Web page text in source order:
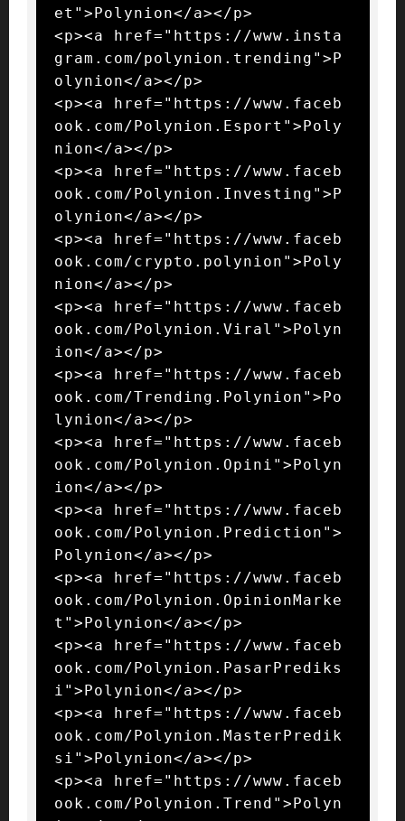
et">Polynion</a></p>
<p><a href="https://www.insta
gram.com/polynion.trending">P
olynion</a></p>
<p><a href="https://www.faceb
ook.com/Polynion.Esport">Poly
nion</a></p>
<p><a href="https://www.faceb
ook.com/Polynion.Investing">P
olynion</a></p>
<p><a href="https://www.faceb
ook.com/crypto.polynion">Poly
nion</a></p>
<p><a href="https://www.faceb
ook.com/Polynion.Viral">Polyn
ion</a></p>
<p><a href="https://www.faceb
ook.com/Trending.Polynion">Po
lynion</a></p>
<p><a href="https://www.faceb
ook.com/Polynion.Opini">Polyn
ion</a></p>
<p><a href="https://www.faceb
ook.com/Polynion.Prediction">
Polynion</a></p>
<p><a href="https://www.faceb
ook.com/Polynion.OpinionMarke
t">Polynion</a></p>
<p><a href="https://www.faceb
ook.com/Polynion.PasarPrediks
i">Polynion</a></p>
<p><a href="https://www.faceb
ook.com/Polynion.MasterPredik
si">Polynion</a></p>
<p><a href="https://www.faceb
ook.com/Polynion.Trend">Polyn